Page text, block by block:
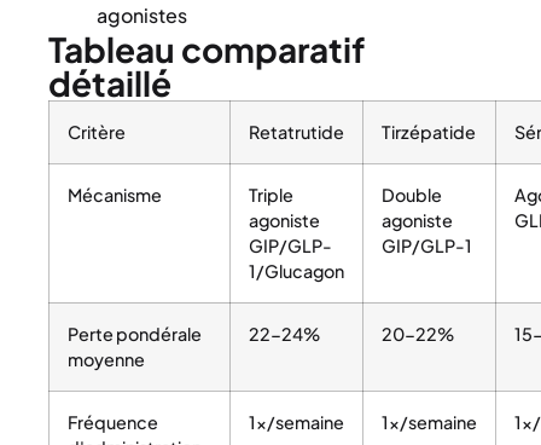
agonistes
Tableau comparatif
détaillé
Critère Retatrutide Tirzépatide
Mécanisme
Triple
agoniste
GIP/GLP-
1/Glucagon
Double
agoniste
GIP/GLP-1
Perte pondérale
moyenne
22-24% 20-22%
Fréquence
1×/semaine 1×/semaine